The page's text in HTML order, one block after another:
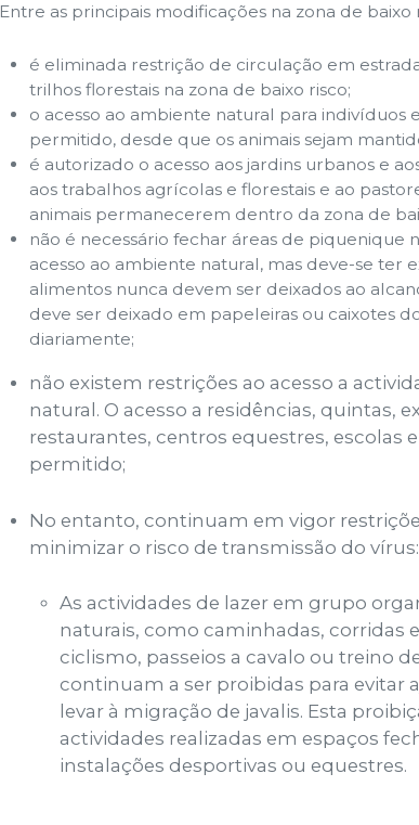
Entre as principais modificações na zona de baixo
é eliminada restrição de circulação em
trilhos florestais na zona de baixo risco;
o acesso ao ambiente natural para indivíduos
permitido, desde que os animais sejam
é autorizado o acesso aos jardins urbanos e
aos trabalhos agrícolas e florestais e ao
animais permanecerem dentro da zona de
não é necessário fechar áreas de piquenique
acesso ao ambiente natural, mas deve-se ter
alimentos nunca devem ser deixados ao
deve ser deixado em papeleiras ou caixotes
diariamente;
não existem restrições ao acesso a
natural. O acesso a residências, quintas,
restaurantes, centros equestres, escolas
permitido;
No entanto, continuam em vigor
minimizar o risco de transmissão do vírus:
As actividades de lazer em grupo
naturais, como caminhadas, corridas
ciclismo, passeios a cavalo ou treino
continuam a ser proibidas para evitar
levar à migração de javalis. Esta
actividades realizadas em espaços
instalações desportivas ou equestres.